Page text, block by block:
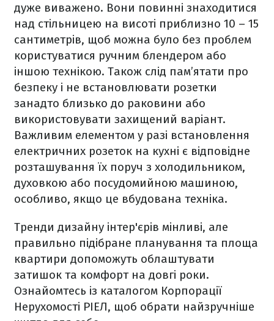
дуже виважено. Вони повинні знаходитися
над стільницею на висоті приблизно 10 – 15
сантиметрів, щоб можна було без проблем
користуватися ручним блендером або
іншою технікою. Також слід пам’ятати про
безпеку і не встановлювати розетки
занадто близько до раковини або
використовувати захищений варіант.
Важливим елементом у разі встановлення
електричних розеток на кухні є відповідне
розташування їх поруч з холодильником,
духовкою або посудомийною машиною,
особливо, якщо це вбудована техніка.
Тренди дизайну інтер'єрів мінливі, але
правильно підібране планування та площа
квартири допоможуть облаштувати
затишок та комфорт на довгі роки.
Ознайомтесь із каталогом Корпорації
Нерухомості РІЕЛ, щоб обрати найзручніше